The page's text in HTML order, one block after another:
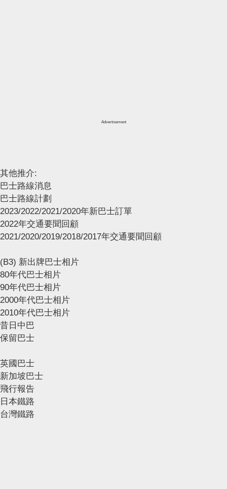
Advertisement
其他推介:
巴士路線消息
巴士路線計劃
2023/2022/2021/2020年新巴士訂單
2022年交通要聞回顧
2021/2020/2019/2018/2017年交通要聞回顧
(B3) 新出牌巴士相片
80年代巴士相片
90年代巴士相片
2000年代巴士相片
2010年代巴士相片
昔日中巴
保留巴士
英國巴士
新加坡巴士
飛行報告
日本鐵路
台灣鐵路